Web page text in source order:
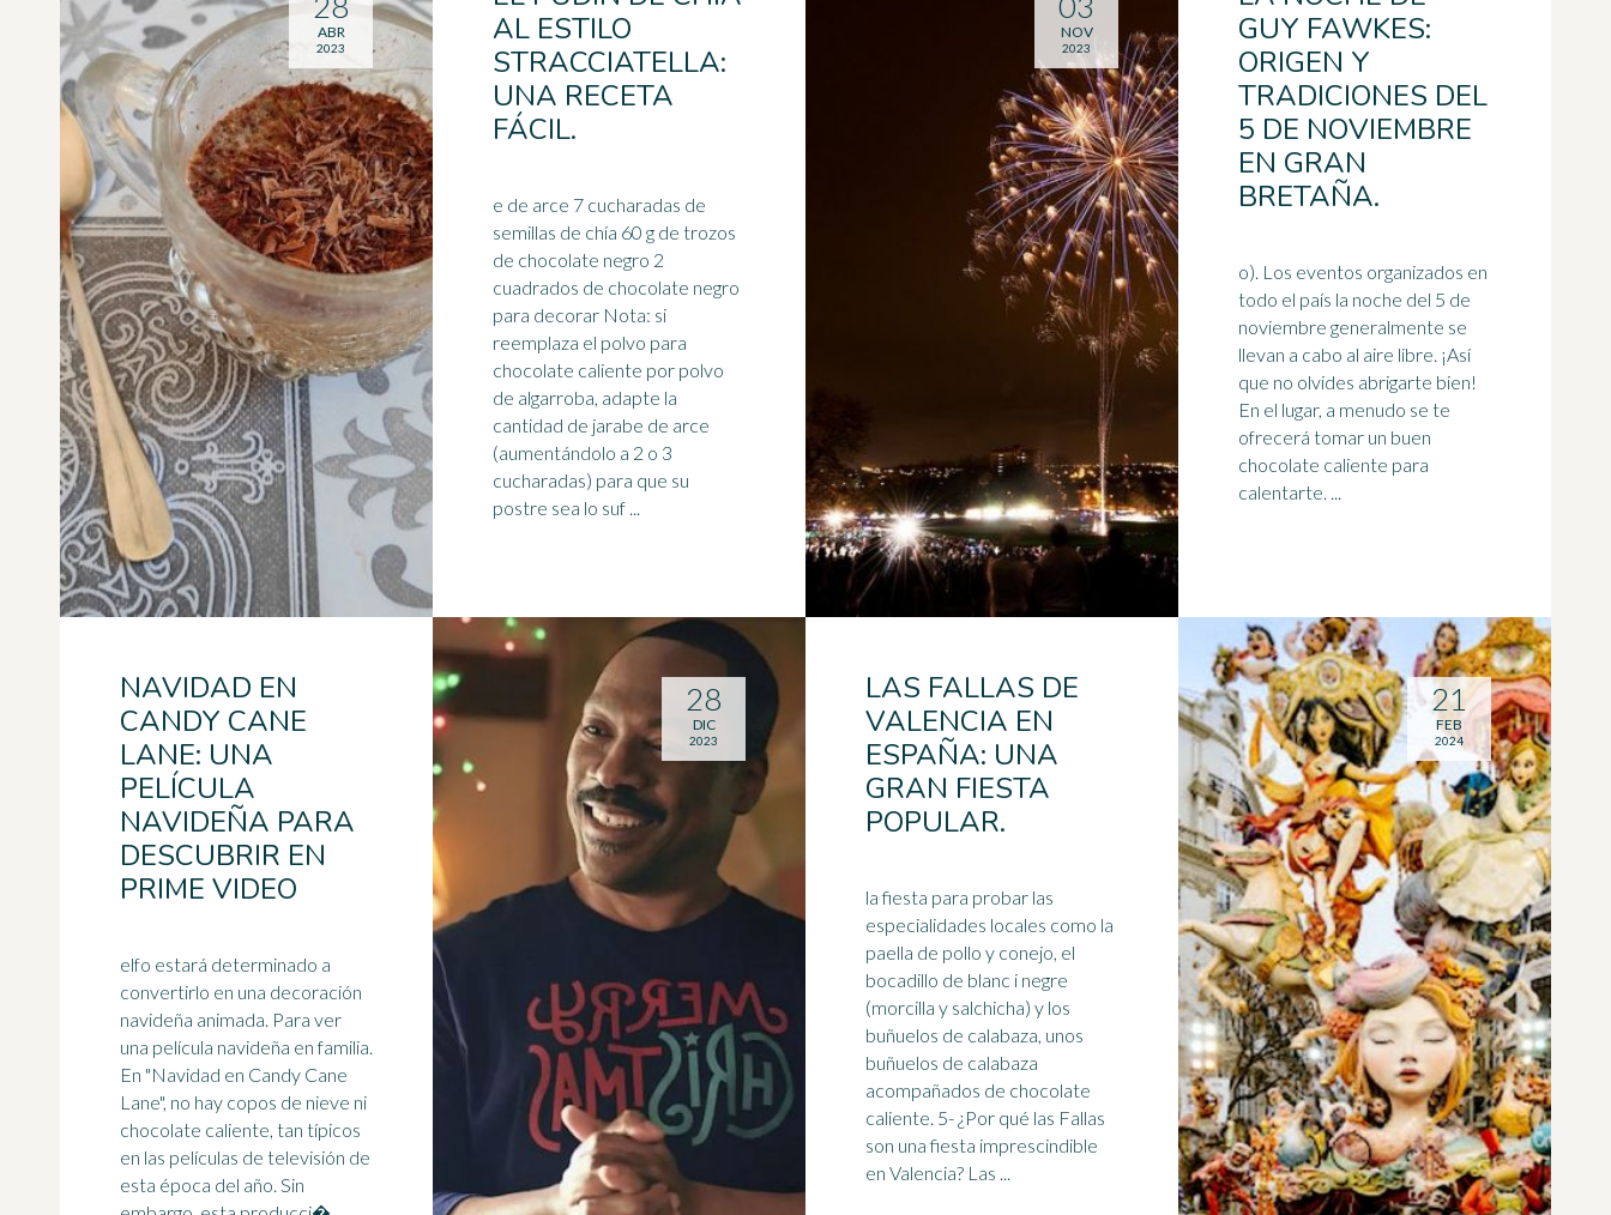
AL ESTILO
STRACCIATELLA:
UNA RECETA
FÁCIL.
e de arce 7 cucharadas de
semillas de chía 60 g de trozos
de chocolate negro 2
cuadrados de chocolate negro
para decorar Nota: si
reemplaza el polvo para
chocolate caliente por polvo
de algarroba, adapte la
cantidad de jarabe de arce
(aumentándolo a 2 o 3
cucharadas) para que su
postre sea lo suf ...
ABR
2023
GUY FAWKES:
ORIGEN Y
TRADICIONES DEL
5 DE NOVIEMBRE
EN GRAN
BRETAÑA.
o). Los eventos organizados en
todo el país la noche del 5 de
noviembre generalmente se
llevan a cabo al aire libre. ¡Así
que no olvides abrigarte bien!
En el lugar, a menudo se te
ofrecerá tomar un buen
chocolate caliente para
calentarte. ...
NOV
2023
NAVIDAD EN
CANDY CANE
LANE: UNA
PELÍCULA
NAVIDEÑA PARA
DESCUBRIR EN
PRIME VIDEO
elfo estará determinado a
convertirlo en una decoración
navideña animada. Para ver
una película navideña en familia.
En "Navidad en Candy Cane
Lane", no hay copos de nieve ni
chocolate caliente, tan típicos
en las películas de televisión de
esta época del año. Sin
28
DIC
2023
LAS FALLAS DE
VALENCIA EN
ESPAÑA: UNA
GRAN FIESTA
POPULAR.
la fiesta para probar las
especialidades locales como la
paella de pollo y conejo, el
bocadillo de blanc i negre
(morcilla y salchicha) y los
buñuelos de calabaza, unos
buñuelos de calabaza
acompañados de chocolate
caliente. 5- ¿Por qué las Fallas
son una fiesta imprescindible
en Valencia? Las ...
21
FEB
2024